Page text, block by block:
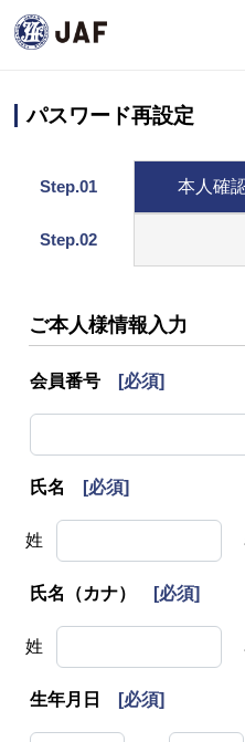
パスワード再設定
Step.01 本人確
Step.02
ご本人様情報入力
会員番号 [必須]
氏名 [必須]
姓
氏名（カナ） [必須]
姓
生年月日 [必須]